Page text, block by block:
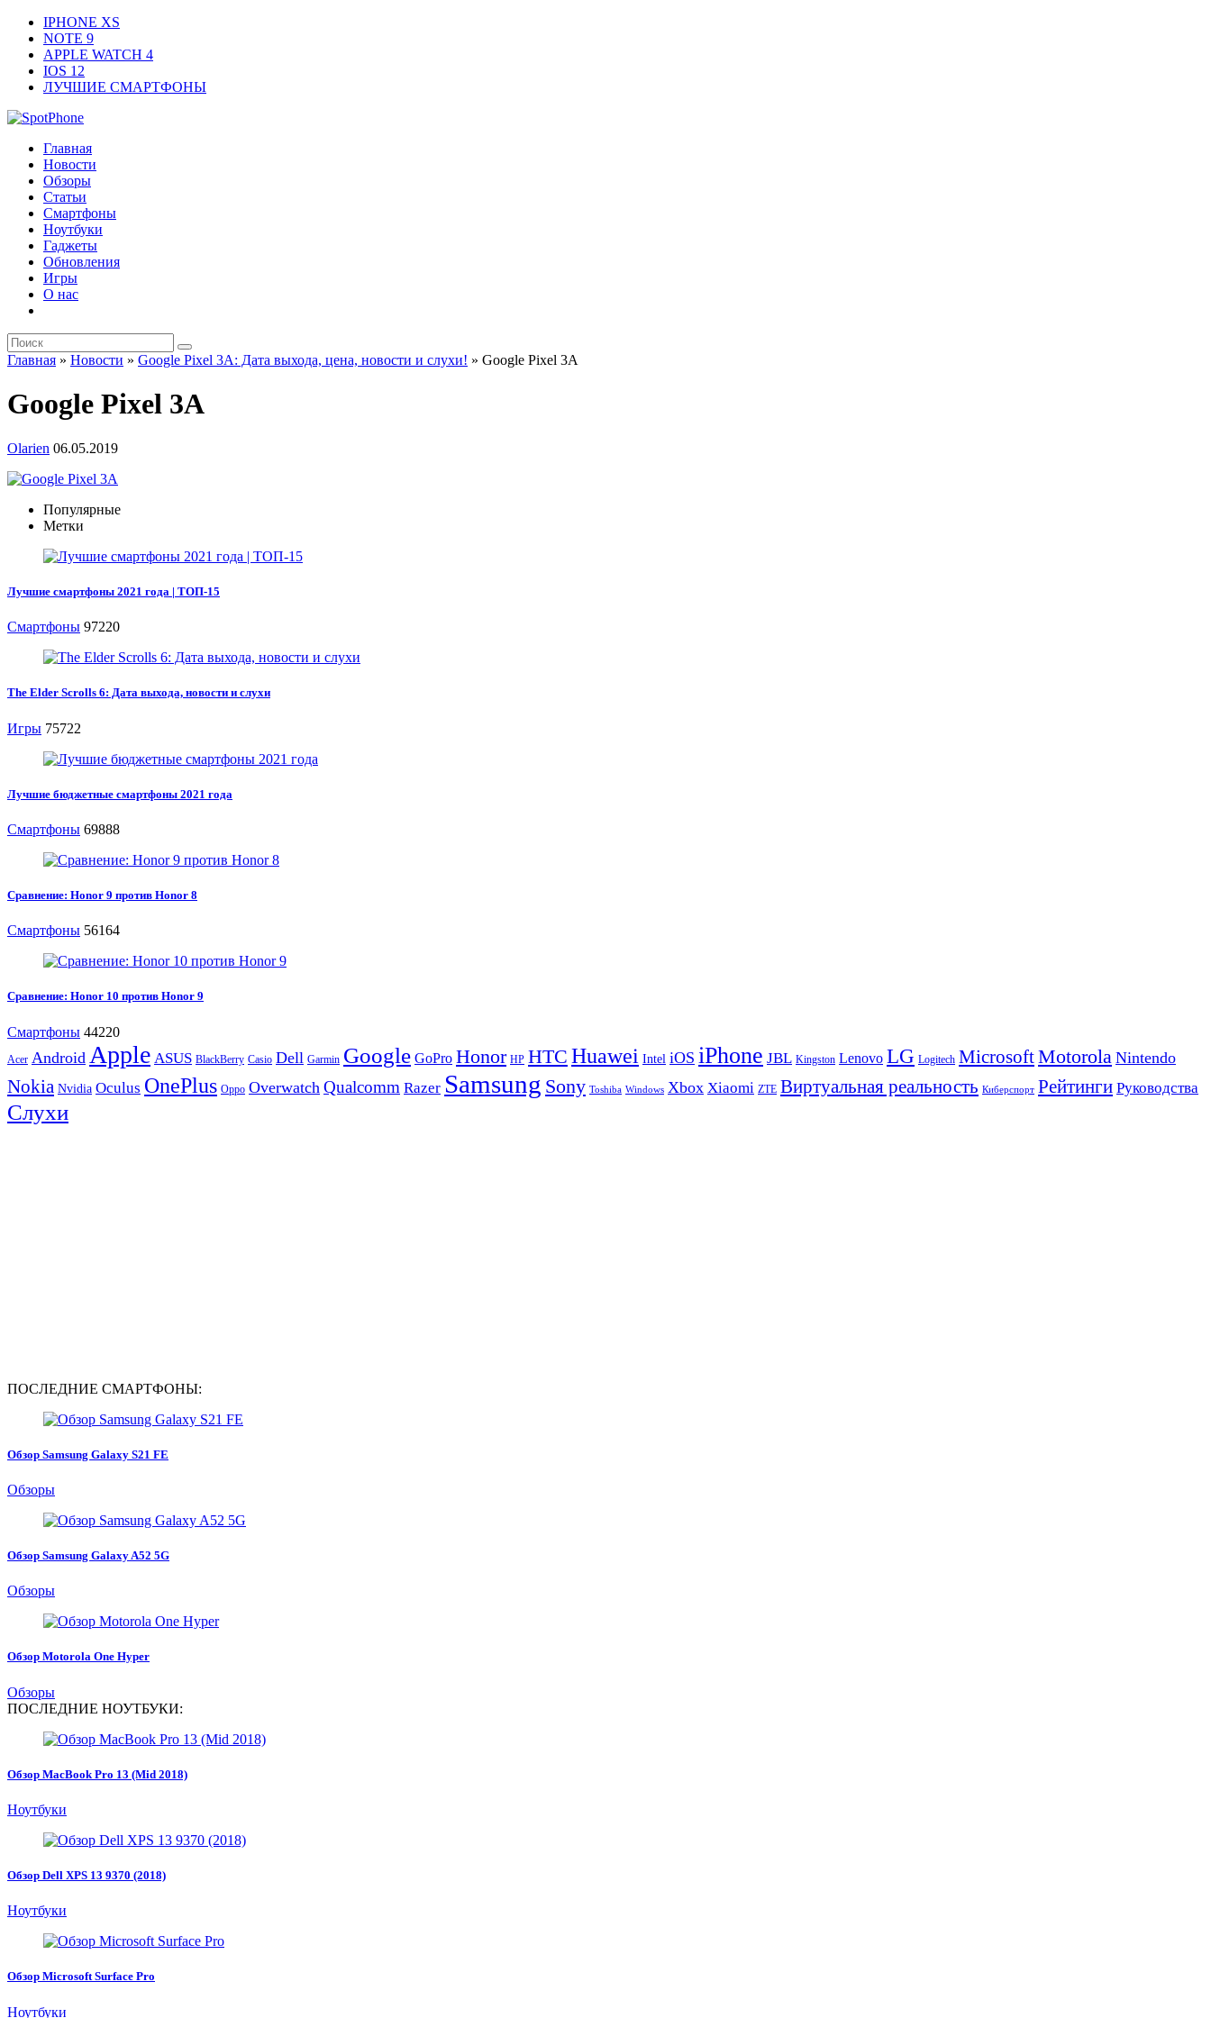
IPHONE XS
NOTE 9
APPLE WATCH 4
IOS 12
ЛУЧШИЕ СМАРТФОНЫ
Главная
Новости
Обзоры
Статьи
Смартфоны
Ноутбуки
Гаджеты
Обновления
Игры
О нас
Главная » Новости » Google Pixel 3A: Дата выхода, цена, новости и слухи! » Google Pixel 3A
Google Pixel 3A
Olarien 06.05.2019
Популярные
Метки
Лучшие смартфоны 2021 года | ТОП-15
Смартфоны 97220
The Elder Scrolls 6: Дата выхода, новости и слухи
Игры 75722
Лучшие бюджетные смартфоны 2021 года
Смартфоны 69888
Сравнение: Honor 9 против Honor 8
Смартфоны 56164
Сравнение: Honor 10 против Honor 9
Смартфоны 44220
Acer Android Apple ASUS BlackBerry Casio Dell Garmin Google GoPro Honor HP HTC Huawei Intel iOS iPhone JBL Kingston Lenovo LG Logitech MicrosoftMotorola Nintendo
Nokia Nvidia Oculus OnePlus Oppo Overwatch Qualcomm Razer Samsung Sony Toshiba Windows Xbox Xiaomi ZTE Виртуальная реальность Киберспорт Рейтинги Руководства
Слухи
ПОСЛЕДНИЕ СМАРТФОНЫ:
Обзор Samsung Galaxy S21 FE
Обзоры
Обзор Samsung Galaxy A52 5G
Обзоры
Обзор Motorola One Hyper
Обзоры
ПОСЛЕДНИЕ НОУТБУКИ:
Обзор MacBook Pro 13 (Mid 2018)
Ноутбуки
Обзор Dell XPS 13 9370 (2018)
Ноутбуки
Обзор Microsoft Surface Pro
Ноутбуки